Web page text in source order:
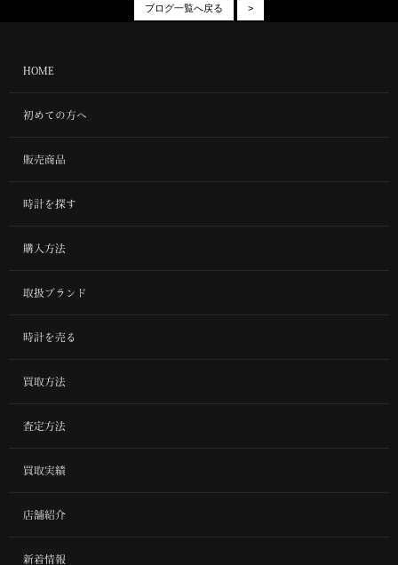
>
ブログ一覧へ戻る
HOME
初めての方へ
販売商品
時計を探す
購入方法
取扱ブランド
時計を売る
買取方法
査定方法
買取実績
店舗紹介
新着情報